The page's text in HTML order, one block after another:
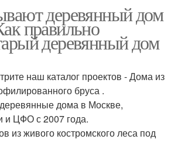
деревянный дом
правильно
деревянный дом
наш каталог проектов - Дома из
бруса .
дома в Москве,
и ЦФО с 2007 года.
из живого костромского леса под